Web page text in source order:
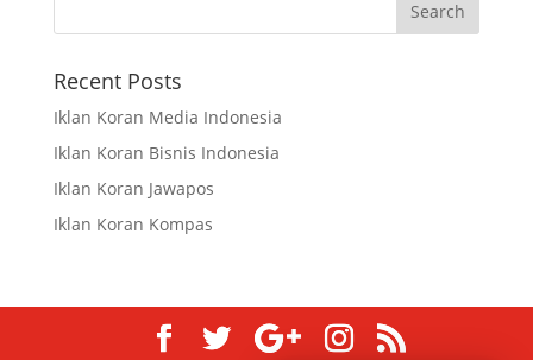
Recent Posts
Iklan Koran Media Indonesia
Iklan Koran Bisnis Indonesia
Iklan Koran Jawapos
Iklan Koran Kompas